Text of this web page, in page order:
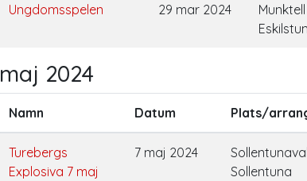
Ungdomsspelen 29 mar 2024
maj 2024
Namn Datum Plats/
Turebergs
Explosiva 7 maj
7 maj 2024
Sollentuna